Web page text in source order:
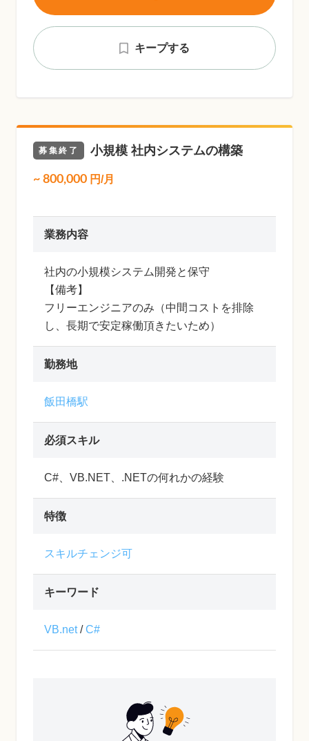
キープする
募集終了 小規模 社内システムの構築
~ 800,000 円/月
業務内容
社内の小規模システム開発と保守
【備考】
フリーエンジニアのみ（中間コストを排除
し、長期で安定稼働頂きたいため）
勤務地
飯田橋駅
必須スキル
C#、VB.NET、.NETの何れかの経験
特徴
スキルチェンジ可
キーワード
VB.net/C#